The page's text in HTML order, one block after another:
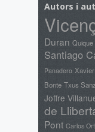
Autors i
Duran Quique
Santiago
Panadero
Bonte Txus Sanz
Joffre
de
Pont Carlos